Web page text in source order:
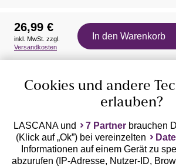
Auszeichnungen
Geprüfte Sicherheit
26,99 €
inkl. MwSt. zzgl.
Versandkosten
In den Warenkorb
Cookies und andere
erlauben?
LASCANA und 7 Partner brauchen
(Klick auf „Ok”) bei vereinzelten
Informationen auf einem Gerät zu
abzurufen (IP-Adresse, Nutzer-ID,